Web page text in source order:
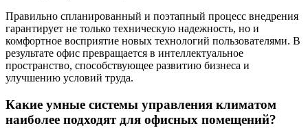
Правильно спланированный и поэтапный процесс внедрения
гарантирует не только техническую надежность, но и
комфортное восприятие новых технологий пользователями. В
результате офис превращается в интеллектуальное
пространство, способствующее развитию бизнеса и
улучшению условий труда.
Какие умные системы управления климатом
наиболее подходят для офисных помещений?